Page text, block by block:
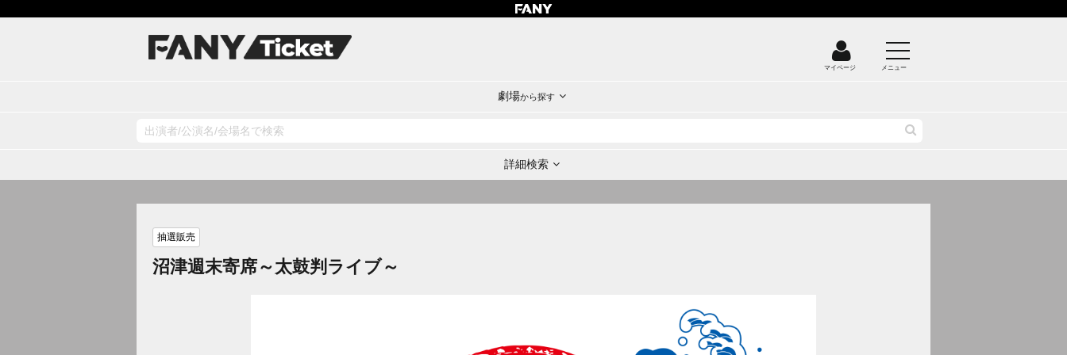
マイページ メニュー
劇場から探す
詳細検索
抽選販売
沼津週末寄席～太鼓判ライブ～